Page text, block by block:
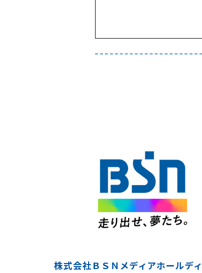
株式会社ＢＳＮメディアホールデ